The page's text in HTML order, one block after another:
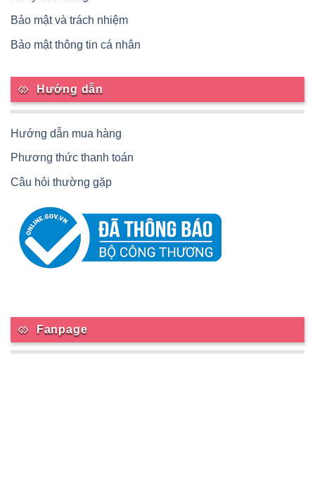
Bảo mật và trách nhiệm
Bảo mật thông tin cá nhân
Hướng dẫn
Hướng dẫn mua hàng
Phương thức thanh toán
Câu hỏi thường gặp
Fanpage